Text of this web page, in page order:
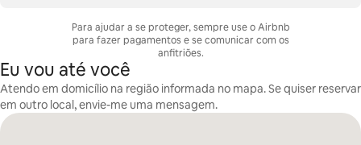
Para ajudar a se proteger, sempre use o Airbnb
para fazer pagamentos e se comunicar com os
anfitriões.
Eu vou até você
Atendo em domicílio na região informada no mapa. Se quiser reservar
em outro local, envie-me uma mensagem.